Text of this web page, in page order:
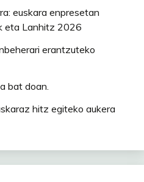
euskara enpresetan
eta Lanhitz 2026
erantzuteko
bat doan.
hitz egiteko aukera